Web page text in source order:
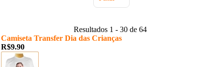
Resultados 1 - 30 de 64
Camiseta Transfer Dia das Crianças
R$9.90